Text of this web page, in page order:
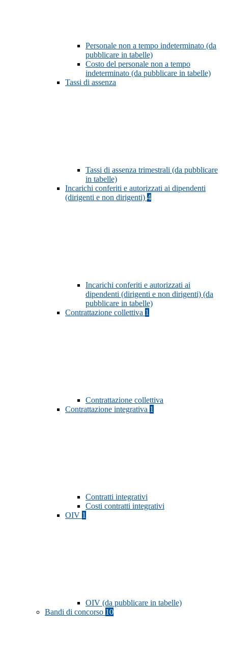
Personale non a tempo indeterminato (da
pubblicare in tabelle)
Costo del personale non a tempo
indeterminato (da pubblicare in tabelle)
Tassi di assenza
Tassi di assenza trimestrali (da pubblicare
in tabelle)
Incarichi conferiti e autorizzati ai dipendenti
(dirigenti e non dirigenti) 4
Incarichi conferiti e autorizzati ai
dipendenti (dirigenti e non dirigenti) (da
pubblicare in tabelle)
Contrattazione collettiva 1
Contrattazione collettiva
Contrattazione integrativa 1
Contratti integrativi
Costi contratti integrativi
OIV 1
OIV (da pubblicare in tabelle)
Bandi di concorso 10